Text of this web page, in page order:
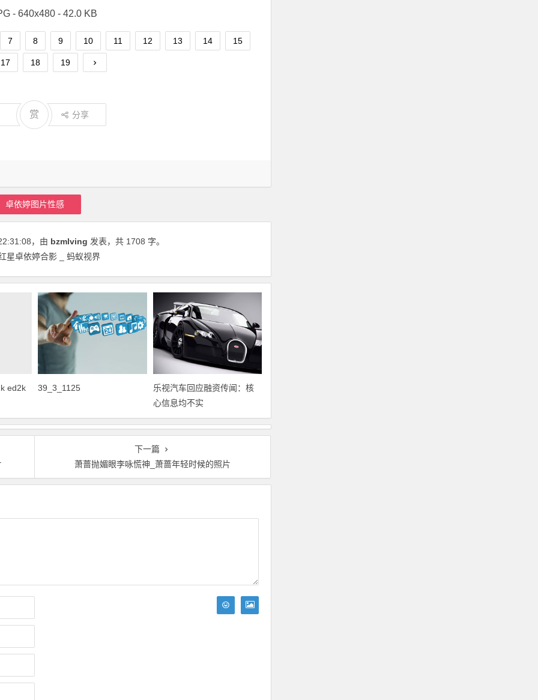
- 640x480 - 42.0 KB
7 8 9 10 11 12 13 14 15
17 18 19
赏 分享
卓依婷图片性感
，由 bzmlving 发表，共 1708 字。
星卓依婷合影 _ 蚂蚁视界
ed2k 39_3_1125
乐视汽车回应融资传闻：核
心信息均不实
下一篇
萧蔷抛媚眼李咏慌神_萧蔷年轻时候的照片